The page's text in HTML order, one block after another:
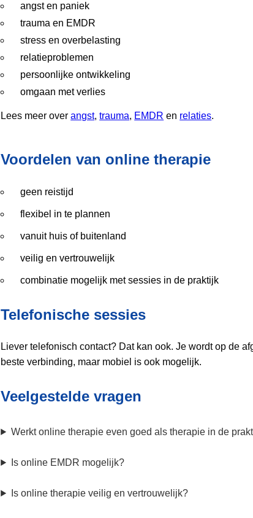
angst en paniek
trauma en EMDR
stress en overbelasting
relatieproblemen
persoonlijke ontwikkeling
omgaan met verlies
Lees meer overangst,trauma, EMDR en relaties.
Voordelen van online therapie
geen reistijd
flexibel in te plannen
vanuit huis of buitenland
veilig en vertrouwelijk
combinatie mogelijk met sessies in de praktijk
Telefonische sessies
Liever telefonisch contact? Dat kan ook. Je wordt op de
beste verbinding, maar mobiel is ook mogelijk.
Veelgestelde vragen
Werkt online therapie even goed als therapie in de
Is online EMDR mogelijk?
Is online therapie veilig en vertrouwelijk?